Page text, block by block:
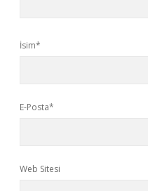
İsim*
E-Posta*
Web Sitesi